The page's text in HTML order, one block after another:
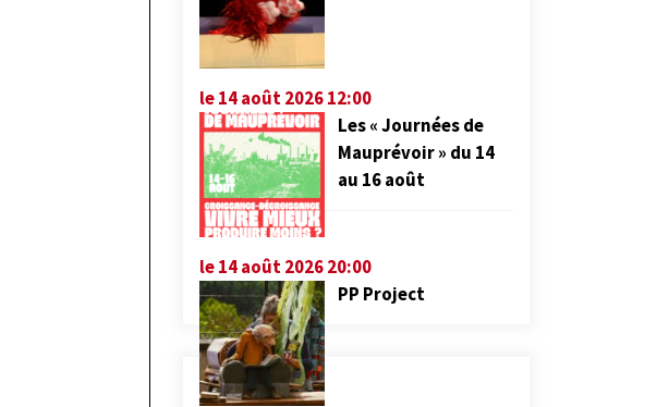
le 14 août 2026 12:00
Les « Journées de
Mauprévoir » du 14
au 16 août
le 14 août 2026 20:00
PP Project